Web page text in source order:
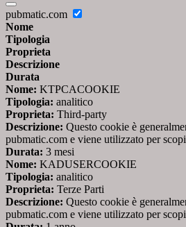
pubmatic.com
Nome
Tipologia
Proprieta
Descrizione
Durata
Nome: KTPCACOOKIE
Tipologia: analitico
Proprieta: Third-party
Descrizione: Questo cookie è
pubmatic.com e viene utilizzato per
Durata: 3 mesi
Nome: KADUSERCOOKIE
Tipologia: analitico
Proprieta: Terze Parti
Descrizione: Questo cookie è
pubmatic.com e viene utilizzato per